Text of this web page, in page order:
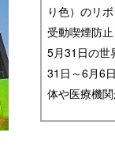
り色）のリ
受動喫煙防
5月31 日の世
31 日～6月6
体や医療機